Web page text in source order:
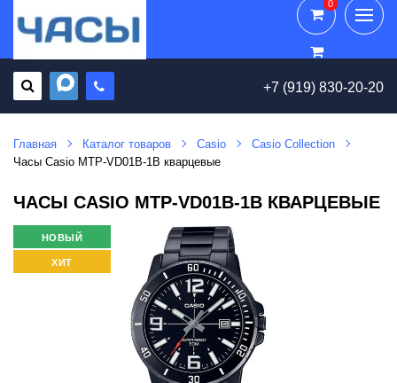
+7 (919) 830-20-20
0
0
Главная Каталог товаров Casio
Casio Collection
Часы Casio MTP-VD01B-1B кварцевые
ЧАСЫ CASIO MTP-VD01B-1B КВАРЦЕВЫЕ
НОВЫЙ
ХИТ